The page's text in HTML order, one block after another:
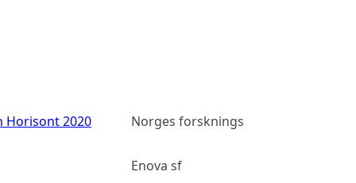
Horisont 2020 Norges forskningsråd
Enova sf